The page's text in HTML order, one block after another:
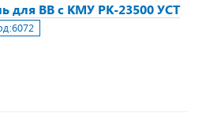
для ВВ с КМУ PK-23500 УСТ
6072